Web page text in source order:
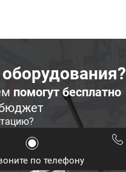
помогут бесплатно
по телефону